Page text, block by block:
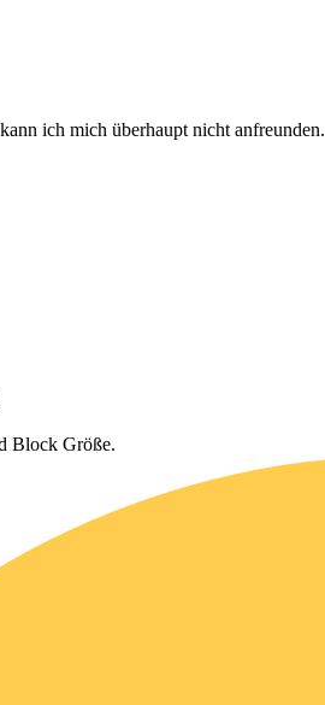
ich mich überhaupt nicht anfreunden.
Block Größe.